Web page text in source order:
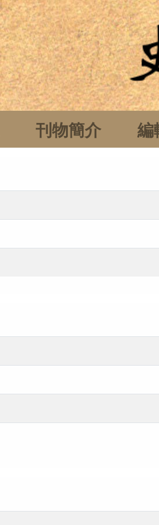
刊物簡介 編